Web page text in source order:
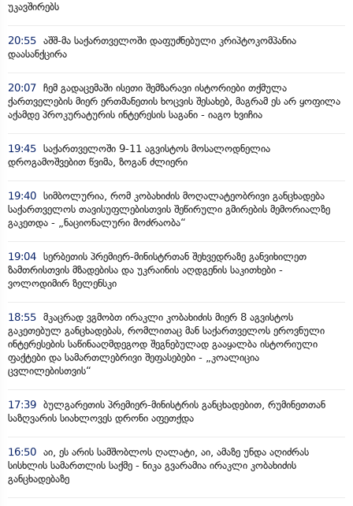
უკავშირებს
20:55 აშშ-მა საქართველოში დაფუძნებული კრიპტოკომპანია
დაასანქცირა
20:07 ჩემ გადაცემაში ისეთი შემზარავი ისტორიები თქმულა
ქართველების მიერ ერთმანეთის ხოცვის შესახებ, მაგრამ ეს არ ყოფილა
აქამდე პროკურატურის ინტერესის საგანი - იაგო ხვიჩია
19:45 საქართველოში 9-11 აგვისტოს მოსალოდნელია
დროგამოშვებით წვიმა, ზოგან ძლიერი
19:40 სიმბოლურია, რომ კობახიძის მოღალატეობრივი განცხადება
საქართველოს თავისუფლებისთვის შეწირული გმირების მემორიალზე
გაკეთდა - „ნაციონალური მოძრაობა“
19:04 სერბეთის პრემიერ-მინისტრთან შეხვედრაზე განვიხილეთ
ზამთრისთვის მზადებისა და უკრაინის აღდგენის საკითხები -
ვოლოდიმირ ზელენსკი
18:55 მკაცრად ვგმობთ ირაკლი კობახიძის მიერ 8 აგვისტოს
გაკეთებულ განცხადებას, რომლითაც მან საქართველოს ეროვნული
ინტერესების საწინააღმდეგოდ შეგნებულად გააყალბა ისტორიული
ფაქტები და სამართლებრივი შეფასებები - „კოალიცია
ცვლილებისთვის“
17:39 ბულგარეთის პრემიერ-მინისტრის განცხადებით, რუმინეთთან
საზღვარის სიახლოვეს დრონი აფეთქდა
16:50 აი, ეს არის სამშობლოს ღალატი, აი, ამაზე უნდა აღიძრას
სისხლის სამართლის საქმე - ნიკა გვარამია ირაკლი კობახიძის
განცხადებაზე